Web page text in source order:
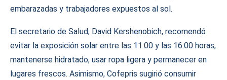
embarazadas y trabajadores expuestos al sol.
El secretario de Salud, David Kershenobich, recomendó
evitar la exposición solar entre las 11:00 y las 16:00 horas,
mantenerse hidratado, usar ropa ligera y permanecer en
lugares frescos. Asimismo, Cofepris sugirió consumir